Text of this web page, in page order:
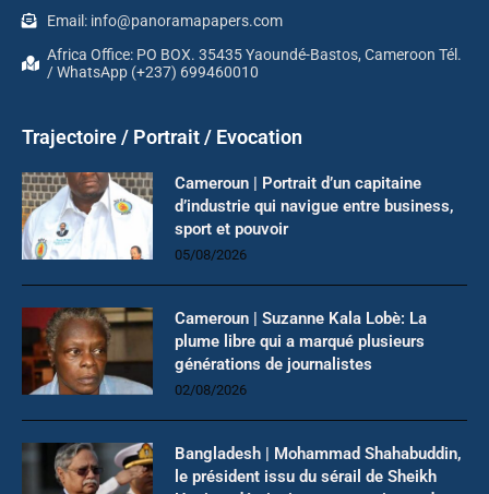
Email: info@panoramapapers.com
Africa Office: PO BOX. 35435 Yaoundé-Bastos, Cameroon Tél.
/ WhatsApp (+237) 699460010
Trajectoire / Portrait / Evocation
Cameroun | Portrait d’un capitaine
d’industrie qui navigue entre business,
sport et pouvoir
05/08/2026
Cameroun | Suzanne Kala Lobè: La
plume libre qui a marqué plusieurs
générations de journalistes
02/08/2026
Bangladesh | Mohammad Shahabuddin,
le président issu du sérail de Sheikh